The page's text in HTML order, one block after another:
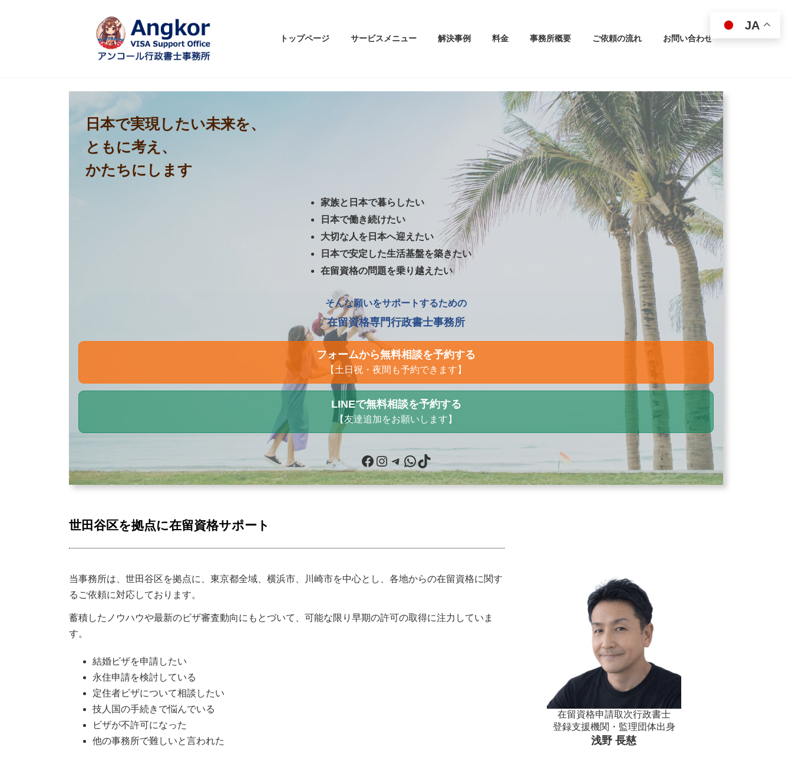
トップページ サービスメニュー 解決事例 料金 事務所概要 ご依頼の流れ お問い合わせ
日本で実現したい未来を、
ともに考え、
かたちにします
家族と日本で暮らしたい
日本で働き続けたい
大切な人を日本へ迎えたい
日本で安定した生活基盤を築きたい
在留資格の問題を乗り越えたい
そんな願いをサポートするための
在留資格専門行政書士事務所
フォームから無料相談を予約する
【土日祝・夜間も予約できます】
LINEで無料相談を予約する
【友達追加をお願いします】
Facebook
Instagram
Telegram
WhatsApp
TikTok
世田谷区を拠点に在留資格サポート
当事務所は、世田谷区を拠点に、東京都全域、横浜市、川崎市を中心とし、各地からの在留資格に関す
るご依頼に対応しております。
蓄積したノウハウや最新のビザ審査動向にもとづいて、可能な限り早期の許可の取得に注力していま
す。
結婚ビザを申請したい
永住申請を検討している
定住者ビザについて相談したい
技人国の手続きで悩んでいる
ビザが不許可になった
他の事務所で難しいと言われた
在留資格申請取次行政書士
登録支援機関・監理団体出身
浅野 長慈
JA